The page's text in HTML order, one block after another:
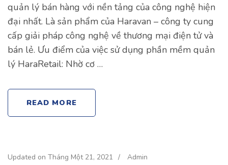
quản lý bán hàng với nền tảng của công nghệ hiện
đại nhất. Là sản phẩm của Haravan – công ty cung
cấp giải pháp công nghệ về thương mại điện tử và
bán lẻ. Ưu điểm của việc sử dụng phần mềm quản
lý HaraRetail: Nhờ cơ …
READ MORE
Updated on Tháng Một 21, 2021 / Admin